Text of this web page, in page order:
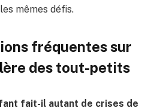
mêmes défis.
fréquentes sur
des tout-petits
fait-il autant de crises de